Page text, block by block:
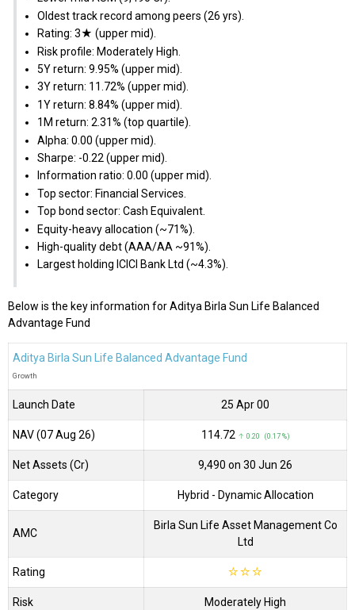
Oldest track record among peers (26 yrs).
Rating: 3★ (upper mid).
Risk profile: Moderately High.
5Y return: 9.95% (upper mid).
3Y return: 11.72% (upper mid).
1Y return: 8.84% (upper mid).
1M return: 2.31% (top quartile).
Alpha: 0.00 (upper mid).
Sharpe: -0.22 (upper mid).
Information ratio: 0.00 (upper mid).
Top sector: Financial Services.
Top bond sector: Cash Equivalent.
Equity-heavy allocation (~71%).
High-quality debt (AAA/AA ~91%).
Largest holding ICICI Bank Ltd (~4.3%).
Below is the key information for Aditya Birla Sun Life Balanced
Advantage Fund
Aditya Birla Sun Life Balanced Advantage Fund
Growth
Launch Date 25 Apr 00
NAV (07 Aug 26) ₹114.72 ↑ 0.20 (0.17 %)
Net Assets (Cr) ₹9,490 on 30 Jun 26
Category Hybrid - Dynamic Allocation
AMC
Birla Sun Life Asset Management Co
Ltd
Rating ☆☆☆
Risk Moderately High